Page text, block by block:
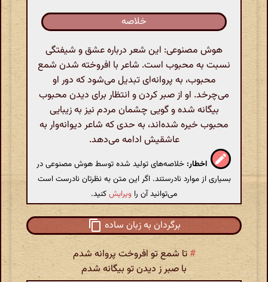
خلاصه
هوش مصنوعی: این شعر درباره عشق و شیفتگی
نسبت به محبوب است. شاعر با افروخته شدن شمع
محبوب، به پروانه‌ای تبدیل می‌شود که دور او
می‌چرخد. او از صبر کردن و انتظار برای دیدن محبوب
بیگانه شده و گویی چشمان مردم نیز به زیبایی
محبوب خیره شده‌اند، به حدی که شاعر دیوانه‌وار به
عاشقیش ادامه می‌دهد.
اخطار: خلاصه‌های تولید شده توسط هوش مصنوعی در
بسیاری از موارد نادرستند. اگر این متن به نظرتان نادرست است
می‌توانید آن را ویرایشکنید.
برگردان به زبان ساده
# تا شمع تو افروخت پروانه شدم
با صبر ز دیدن تو بیگانه شدم